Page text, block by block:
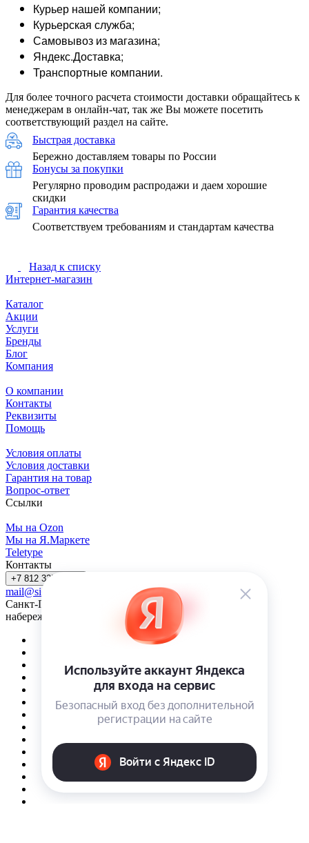
Курьер нашей компании;
Курьерская служба;
Самовывоз из магазина;
Яндекс.Доставка;
Транспортные компании.
Для более точного расчета стоимости доставки обращайтесь к
менеджерам в онлайн-чат, так же Вы можете посетить
соответствующий раздел на сайте.
Быстрая доставка
Бережно доставляем товары по России
Бонусы за покупки
Регулярно проводим распродажи и даем хорошие
скидки
Гарантия качества
Соответствуем требованиям и стандартам качества
Назад к списку
Интернет-магазин
Каталог
Акции
Услуги
Бренды
Блог
Компания
О компании
Контакты
Реквизиты
Помощь
Условия оплаты
Условия доставки
Гарантия на товар
Вопрос-ответ
Ссылки
Мы на Ozon
Мы на Я.Маркете
Teletype
Контакты
+7 812 325-43-50
mail@sidose.ru
Санкт-Петербург, наб. Песочная д. 40, оф. 13Н. Вход с
набережной реки Карповки.